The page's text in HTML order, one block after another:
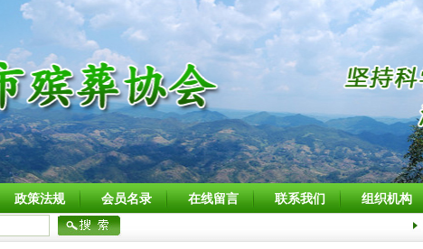
政策法规 会员名录 在线留言 联系我们 组织机构